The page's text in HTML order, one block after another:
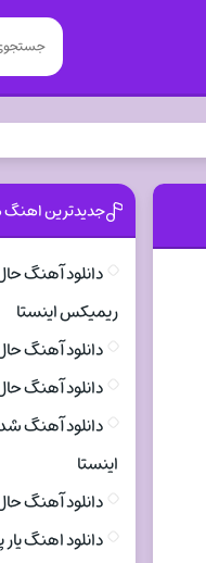
جدیدترین اهنگ
دانلود آهنگ
ریمیکس اینستا
دانلود آهنگ
دانلود آهنگ
دانلود آهنگ
اینستا
دانلود آهنگ
دانلود اهنگ